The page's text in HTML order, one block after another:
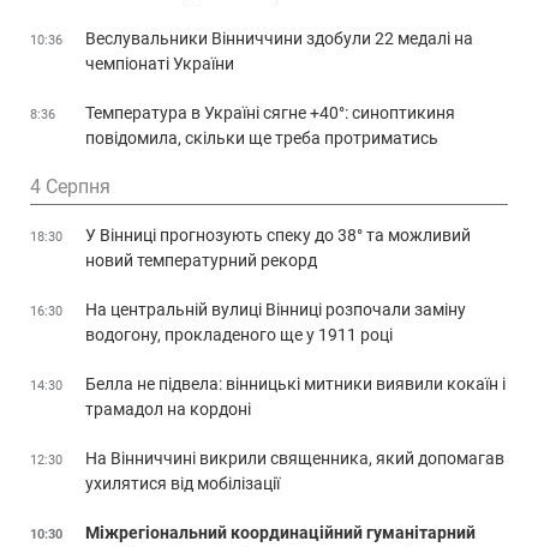
10:36
Веслувальники Вінниччини здобули 22 медалі на
чемпіонаті України
8:36
Температура в Україні сягне +40°: синоптикиня
повідомила, скільки ще треба протриматись
4 Серпня
18:30
У Вінниці прогнозують спеку до 38° та можливий
новий температурний рекорд
16:30
На центральній вулиці Вінниці розпочали заміну
водогону, прокладеного ще у 1911 році
14:30
Белла не підвела: вінницькі митники виявили кокаїн і
трамадол на кордоні
12:30
На Вінниччині викрили священника, який допомагав
ухилятися від мобілізації
10:30
Міжрегіональний координаційний гуманітарний